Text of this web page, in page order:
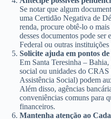
Se notar que algum
uma Certidão Negativa de
renda, procure obtê-lo o
desses documentos pode
Federal ou outras instituições
Solicite ajuda em pontos
Em Santa Teresinha –
social ou unidades do
Assistência Social) podem
Além disso, agências
conveniências comuns para
financeiros.
Mantenha atenção ao